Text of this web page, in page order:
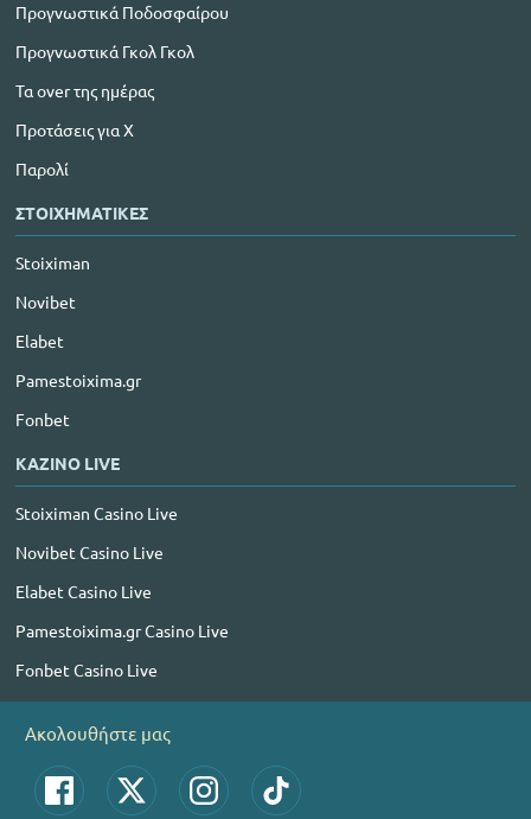
Προγνωστικά Ποδοσφαίρου
Προγνωστικά Γκολ Γκολ
Τα over της ημέρας
Προτάσεις για Χ
Παρολί
ΣΤΟΙΧΗΜΑΤΙΚΕΣ
Stoiximan
Novibet
Elabet
Pamestoixima.gr
Fonbet
ΚΑΖΙΝΟ LIVE
Stoiximan Casino Live
Novibet Casino Live
Elabet Casino Live
Pamestoixima.gr Casino Live
Fonbet Casino Live
Ακολουθήστε μας